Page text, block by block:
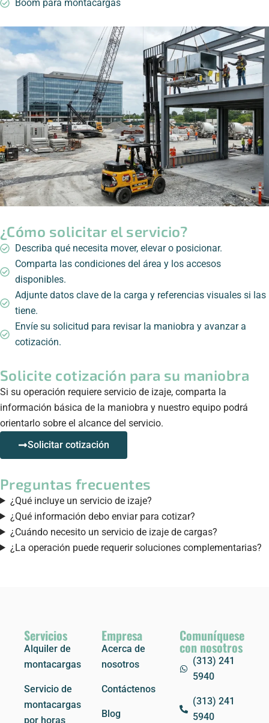
Boom para montacargas
¿Cómo solicitar el servicio?
Describa qué necesita mover, elevar o posicionar.
Comparta las condiciones del área y los accesos
disponibles.
Adjunte datos clave de la carga y referencias visuales si las
tiene.
Envíe su solicitud para revisar la maniobra y avanzar a
cotización.
Solicite cotización para su maniobra
Si su operación requiere servicio de izaje, comparta la
información básica de la maniobra y nuestro equipo podrá
orientarlo sobre el alcance del servicio.
Solicitar cotización
Preguntas frecuentes
¿Qué incluye un servicio de izaje?
¿Qué información debo enviar para cotizar?
¿Cuándo necesito un servicio de izaje de cargas?
¿La operación puede requerir soluciones complementarias?
Servicios
Alquiler de
montacargas
Servicio de
montacargas
por horas
Empresa
Acerca de
nosotros
Contáctenos
Blog
Comuníquese
con nosotros
(313) 241
5940
(313) 241
5940